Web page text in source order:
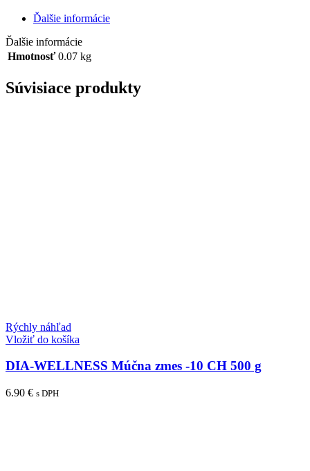
puding
bez
cukru
so
Ďalšie informácie
Ďalšie informácie
Hmotnosť 0.07 kg
Súvisiace produkty
Rýchly náhľad
Vložiť do košíka
DIA-WELLNESS Múčna zmes -10 CH 500 g
6.90 € s DPH